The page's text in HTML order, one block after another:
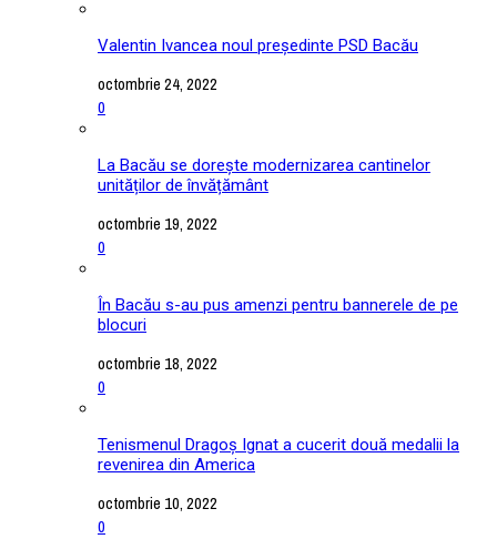
Valentin Ivancea noul președinte PSD Bacău
octombrie 24, 2022
0
La Bacău se dorește modernizarea cantinelor
unităților de învățământ
octombrie 19, 2022
0
În Bacău s-au pus amenzi pentru bannerele de pe
blocuri
octombrie 18, 2022
0
Tenismenul Dragoș Ignat a cucerit două medalii la
revenirea din America
octombrie 10, 2022
0